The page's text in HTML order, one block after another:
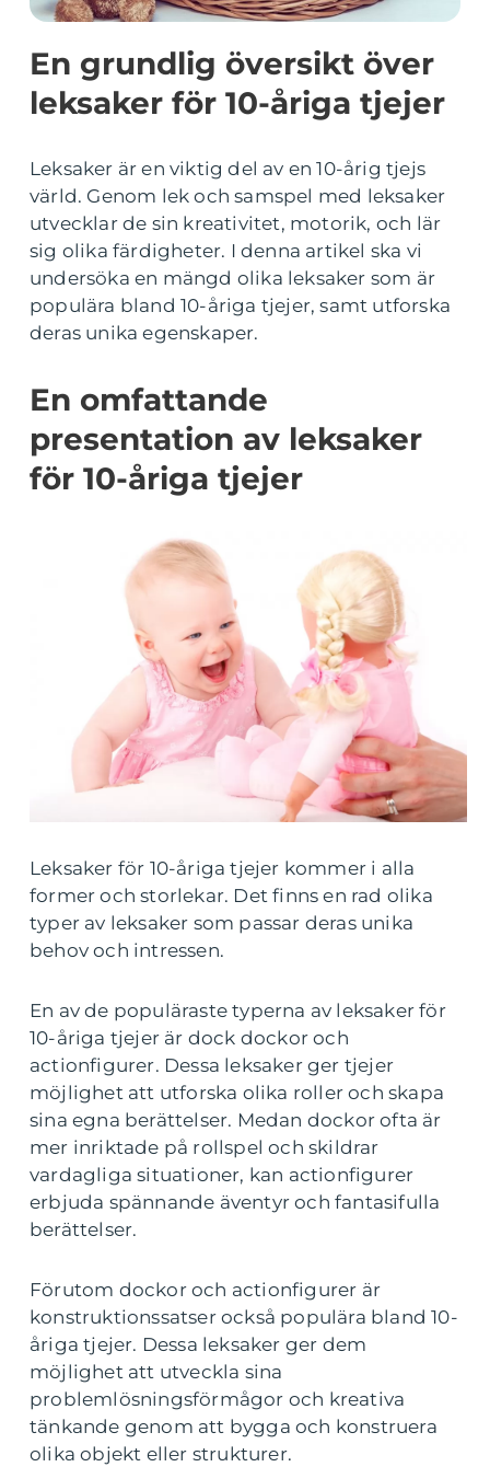
En grundlig översikt över
leksaker för 10-åriga tjejer
Leksaker är en viktig del av en 10-årig tjejs
värld. Genom lek och samspel med leksaker
utvecklar de sin kreativitet, motorik, och lär
sig olika färdigheter. I denna artikel ska vi
undersöka en mängd olika leksaker som är
populära bland 10-åriga tjejer, samt utforska
deras unika egenskaper.
En omfattande
presentation av leksaker
för 10-åriga tjejer
Leksaker för 10-åriga tjejer kommer i alla
former och storlekar. Det finns en rad olika
typer av leksaker som passar deras unika
behov och intressen.
En av de populäraste typerna av leksaker för
10-åriga tjejer är dock dockor och
actionfigurer. Dessa leksaker ger tjejer
möjlighet att utforska olika roller och skapa
sina egna berättelser. Medan dockor ofta är
mer inriktade på rollspel och skildrar
vardagliga situationer, kan actionfigurer
erbjuda spännande äventyr och fantasifulla
berättelser.
Förutom dockor och actionfigurer är
konstruktionssatser också populära bland 10-
åriga tjejer. Dessa leksaker ger dem
möjlighet att utveckla sina
problemlösningsförmågor och kreativa
tänkande genom att bygga och konstruera
olika objekt eller strukturer.